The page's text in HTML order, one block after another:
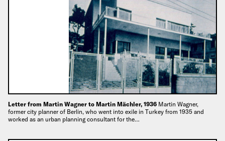
Letter from Martin Wagner to Martin Mächler, 1936 Martin Wagner,
former city planner of Berlin, who went into exile in Turkey from 1935 and
worked as an urban planning consultant for the…